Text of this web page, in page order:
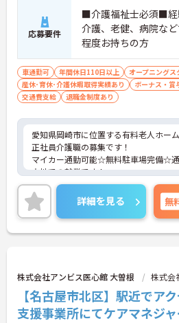
ため、月平均の残業時間は5時間から7
なり少なめに抑えられます
・夜勤明けの翌日は原則としてお休み
編成が組まれており、しっかりと休息
長期的な就業が可能です
＜評価制度でキャリアアップ＞
・介護福祉士や初任者研修などの資格
夜勤回数がしっかりと給与に反映される
・年次を問わずリーダーや主任などの
職へ昇格する事例も多数あり、腰を据え
キャリア形成が可能です
応募要件
■介護福祉士必須■
介護、老健、病院な
程度お持ちの方
車通勤可 年間休日110日以上 オープニングス
産休･育休･介護休暇取得実績あり
ボーナス・賞
交通費支給
退職金制度あり
愛知県岡崎市に位置する有料老人ホーム
正社員介護職の募集です！
マイカー通勤可能☆無料駐車場完備☆
立地での就業です！
ご興味ある方には、面接対策ポイント
詳細をお話しいたしますのでお気軽にご
い。
詳細を見る 無
株式会社アンビス医心館 大曽根 株式会
【名古屋市北区】駅近でア
支援事業所にてケアマネジ